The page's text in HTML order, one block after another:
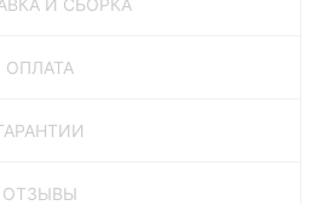
ОПЛАТА
ОТЗЫВЫ